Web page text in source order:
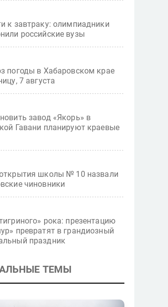
к завтраку: олимпиадники
российские вузы
погоды в Хабаровском крае
7 августа
завод «Якорь» в
Гавани планируют краевые
школы № 10 назвали
чиновники
рока: презентацию
превратят в грандиозный
праздник
ТЕМЫ